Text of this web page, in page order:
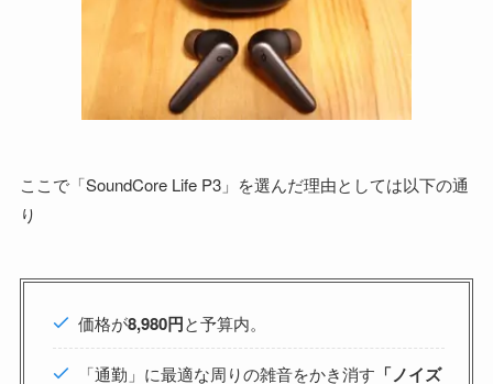
ここで「SoundCore Life P3」を選んだ理由としては以下の通
り
価格が8,980円と予算内。
「通勤」に最適な周りの雑音をかき消す 「ノイズ